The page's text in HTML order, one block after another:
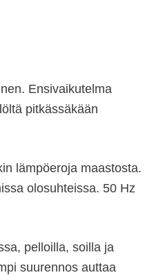
Ensivaikutelma
pitkässäkään
lämpöeroja maastosta.
olosuhteissa. 50 Hz
pelloilla, soilla ja
suurennos auttaa